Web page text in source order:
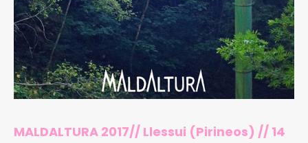
MALDALTURA 2017// Llessui (Pirineos) // 14